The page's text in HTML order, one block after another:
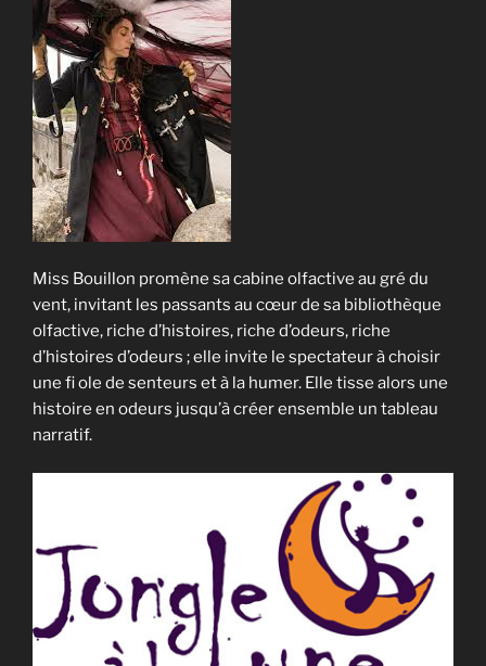
Miss Bouillon promène sa cabine olfactive au gré du
vent, invitant les passants au cœur de sa bibliothèque
olfactive, riche d’histoires, riche d’odeurs, riche
d’histoires d’odeurs ; elle invite le spectateur à choisir
une fi ole de senteurs et à la humer. Elle tisse alors une
histoire en odeurs jusqu’à créer ensemble un tableau
narratif.